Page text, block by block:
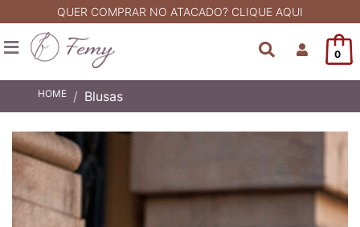
QUER COMPRAR NO ATACADO? CLIQUE AQUI
0
HOME Blusas